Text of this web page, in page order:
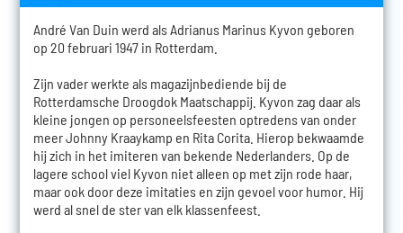
André Van Duin werd als Adrianus Marinus Kyvon geboren
op 20 februari 1947 in Rotterdam.
Zijn vader werkte als magazijnbediende bij de
Rotterdamsche Droogdok Maatschappij. Kyvon zag daar als
kleine jongen op personeelsfeesten optredens van onder
meer Johnny Kraaykamp en Rita Corita. Hierop bekwaamde
hij zich in het imiteren van bekende Nederlanders. Op de
lagere school viel Kyvon niet alleen op met zijn rode haar,
maar ook door deze imitaties en zijn gevoel voor humor. Hij
werd al snel de ster van elk klassenfeest.